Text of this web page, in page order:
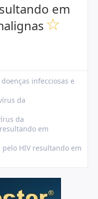
em
infecciosas e
da
da
em
pelo HIV resultando em